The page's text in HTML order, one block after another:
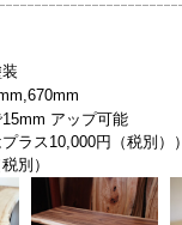
アップ可能
ラス10,000円（税別））
別）